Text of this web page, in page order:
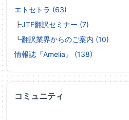
エトセトラ (63)
┣JTF翻訳セミナー (7)
┗翻訳業界からのご案内 (10)
情報誌『Amelia』 (138)
コミュニティ